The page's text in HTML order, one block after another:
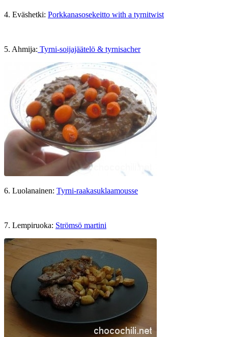
4. Eväshetki: Porkkanasosekeitto with a tyrnitwist
5. Ahmija: Tyrni-soijajäätelö & tyrnisacher
6. Luolanainen: Tyrni-raakasuklaamousse
7. Lempiruoka: Strömsö martini